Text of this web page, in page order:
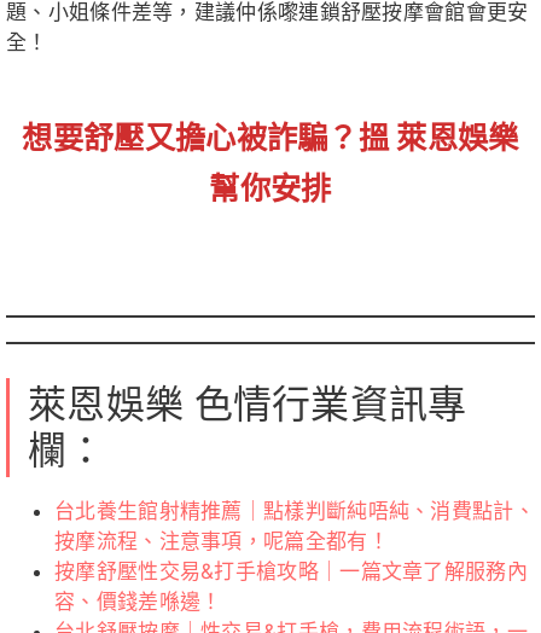
題、小姐條件差等，建議仲係嚟連鎖舒壓按摩會館會更安
全！
想要舒壓又擔心被詐騙？搵 萊恩娛樂
幫你安排
萊恩娛樂 色情行業資訊專
欄：
台北養生館射精推薦｜點樣判斷純唔純、消費點計、
按摩流程、注意事項，呢篇全都有！
按摩舒壓性交易&打手槍攻略｜一篇文章了解服務內
容、價錢差喺邊！